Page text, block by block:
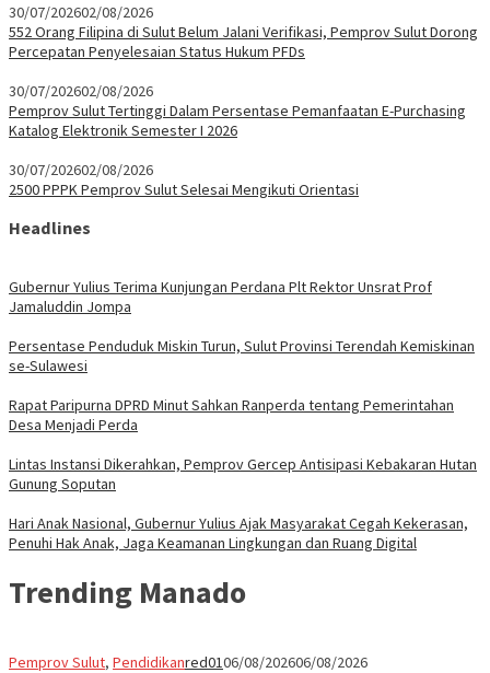
30/07/202602/08/2026
552 Orang Filipina di Sulut Belum Jalani Verifikasi, Pemprov Sulut Dorong
Percepatan Penyelesaian Status Hukum PFDs
30/07/202602/08/2026
Pemprov Sulut Tertinggi Dalam Persentase Pemanfaatan E-Purchasing
Katalog Elektronik Semester I 2026
30/07/202602/08/2026
2500 PPPK Pemprov Sulut Selesai Mengikuti Orientasi
Headlines
Gubernur Yulius Terima Kunjungan Perdana Plt Rektor Unsrat Prof
Jamaluddin Jompa
Persentase Penduduk Miskin Turun, Sulut Provinsi Terendah Kemiskinan
se-Sulawesi
Rapat Paripurna DPRD Minut Sahkan Ranperda tentang Pemerintahan
Desa Menjadi Perda
Lintas Instansi Dikerahkan, Pemprov Gercep Antisipasi Kebakaran Hutan
Gunung Soputan
Hari Anak Nasional, Gubernur Yulius Ajak Masyarakat Cegah Kekerasan,
Penuhi Hak Anak, Jaga Keamanan Lingkungan dan Ruang Digital
Trending Manado
Pemprov Sulut, Pendidikanred0106/08/202606/08/2026